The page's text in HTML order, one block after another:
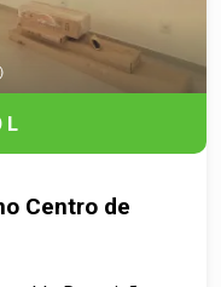
L
Centro de